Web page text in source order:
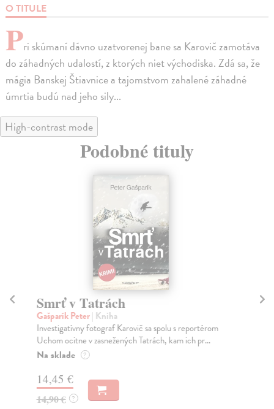
O TITULE
Pri skúmaní dávno uzatvorenej bane sa Karovič zamotáva
do záhadných udalostí, z ktorých niet východiska. Zdá sa, že
mágia Banskej Štiavnice a tajomstvom zahalené záhadné
úmrtia budú nad jeho sily...
High-contrast mode
Podobné tituly
Smrť v Tatrách
Gašparík Peter| Kniha
Investigatívny fotograf Karovič sa spolu s reportérom
Uchom ocitne v zasnežených Tatrách, kam ich pr...
Na sklade ?
14,45 €
14,90 € ?